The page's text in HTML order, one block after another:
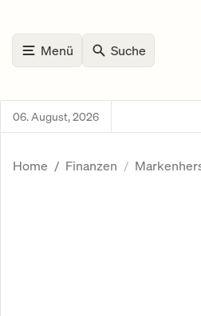
Menü Suche
06. August, 2026
Home Finanzen